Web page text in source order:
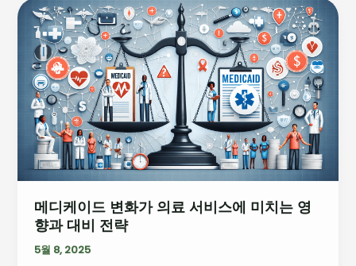
점
과
도
전
과
제
메디케이드 변화가 의료 서비스에 미치는 영
향과 대비 전략
5월 8, 2025
메
디
케
이
드
변
화
가
의
료
비
스
에